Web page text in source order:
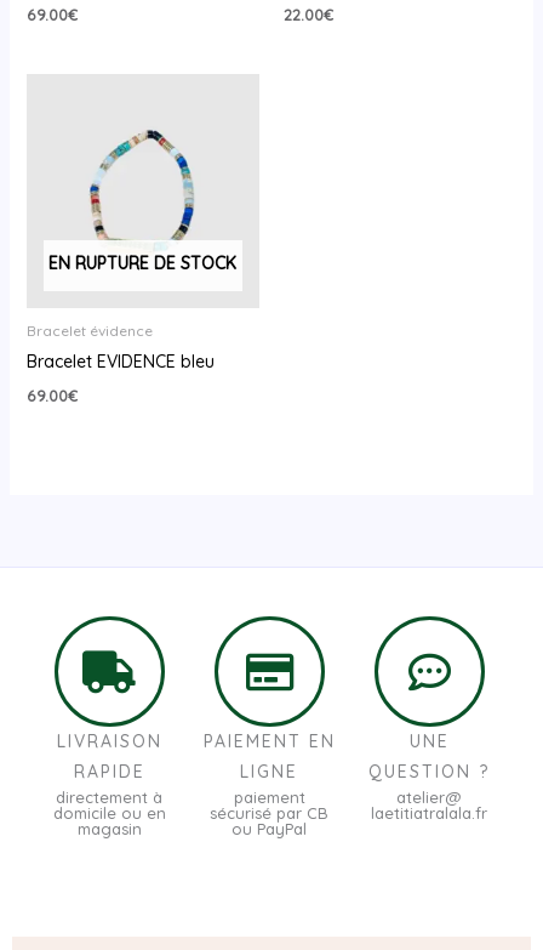
69.00€ 22.00€
EN RUPTURE DE STOCK
Bracelet évidence
Bracelet EVIDENCE bleu
69.00€
LIVRAISON
RAPIDE
directement à
domicile ou en
magasin
PAIEMENT EN
LIGNE
paiement
sécurisé par CB
ou PayPal
UNE
QUESTION ?
atelier@
laetitiatralala.fr